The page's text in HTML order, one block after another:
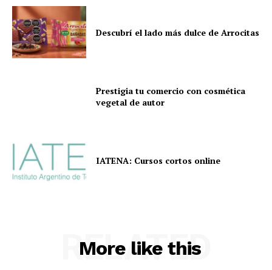
Descubrí el lado más dulce de Arrocitas
Prestigia tu comercio con cosmética
vegetal de autor
IATENA: Cursos cortos online
More like this
RELATED